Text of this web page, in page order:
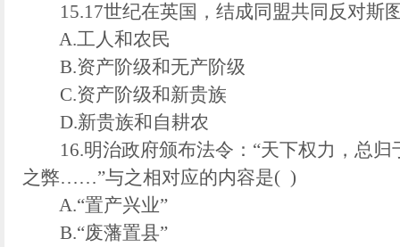
15.17世纪在英国，结成同盟共同反对斯
A.工人和农民
B.资产阶级和无产阶级
C.资产阶级和新贵族
D.新贵族和自耕农
16.明治政府颁布法令：“天下权力，总归
之弊……”与之相对应的内容是( )
A.“置产兴业”
B.“废藩置县”